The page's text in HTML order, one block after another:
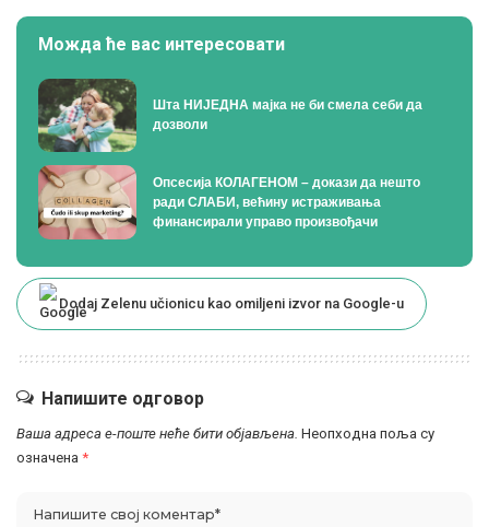
Можда ће вас интересовати
Шта НИЈЕДНА мајка не би смела себи да
дозволи
Опсесија КОЛАГЕНОМ – докази да нешто
ради СЛАБИ, већину истраживања
финансирали управо произвођачи
Dodaj Zelenu učionicu kao omiljeni izvor na Google-u
Напишите одговор
Ваша адреса е-поште неће бити објављена. Неопходна поља су
означена *